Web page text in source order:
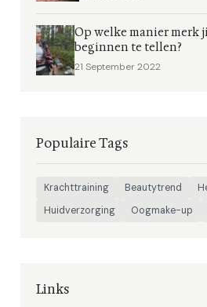
Op welke manier merk
beginnen te tellen?
21 September 2022
Populaire Tags
Krachttraining Beautytrend
Huidverzorging
Oogmake-up
Links